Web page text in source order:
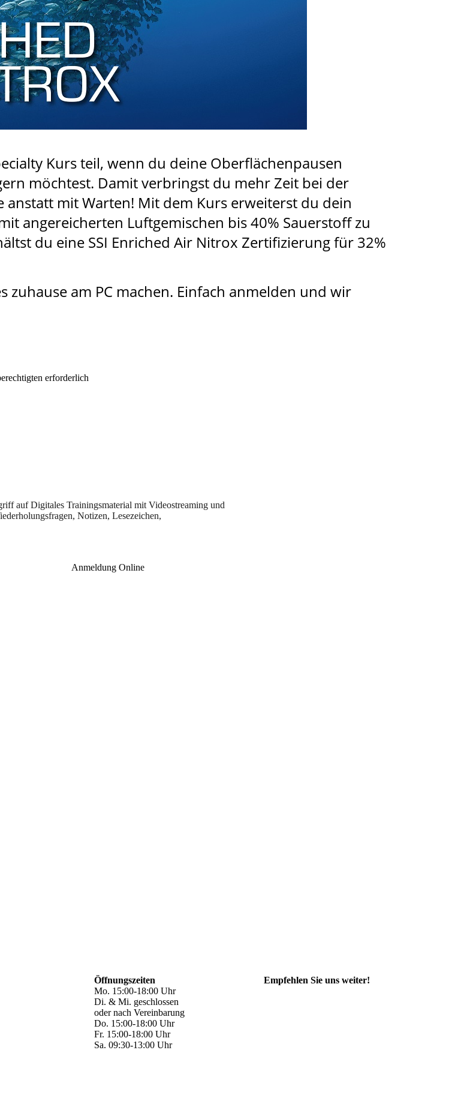
Kurs teil, wenn du deine Oberflächenpausen
möchtest. Damit verbringst du mehr Zeit bei der
mit Warten! Mit dem Kurs erweiterst du dein
angereicherten Luftgemischen bis 40% Sauerstoff zu
du eine SSI Enriched Air Nitrox Zertifizierung für 32%
zuhause am PC machen. Einfach anmelden und wir
erforderlich
auf Digitales Trainingsmaterial mit Videostreaming und
Notizen, Lesezeichen,
Anmeldung Online
Öffnungszeiten
Mo. 15:00-18:00 Uhr
Di. & Mi. geschlossen
oder nach Vereinbarung
Do. 15:00-18:00 Uhr
Fr. 15:00-18:00 Uhr
Sa. 09:30-13:00 Uhr
Empfehlen Sie uns weiter!